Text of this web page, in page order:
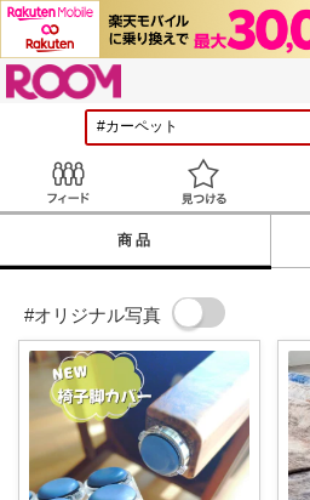
見
商品
#オリジナル写真